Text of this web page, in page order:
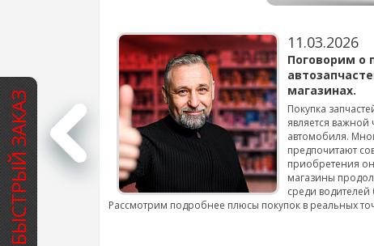
БЫСТРЫЙ ЗАКАЗсмены шин на
подробнее...
11.03.2026
Поговорим о
магазинах.
Покупка
является
автомобиля.
предпочитают
приобретения
магазины
среди
Рассмотрим подробнее плюсы покупок в реальных